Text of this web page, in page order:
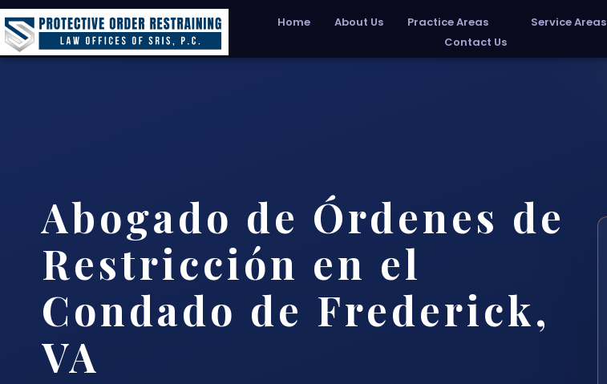
Home About Us Practice Areas Service Areas
Contact Us
Abogado de Órdenes de
Restricción en el
Condado de Frederick,
VA